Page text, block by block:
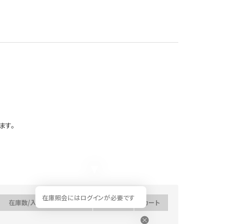
。
在庫数/入荷予定日
在庫照会にはログインが必要です
数量 カート